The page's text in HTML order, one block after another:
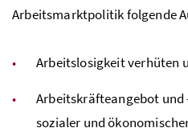
Arbeitsmarktpolitik folgende
Arbeitslosigkeit verhüten
Arbeitskräfteangebot
sozialer und